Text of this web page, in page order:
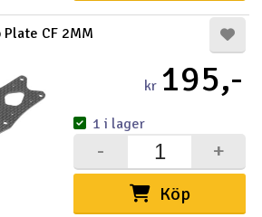
Plate CF 2MM
kr 195,-
Köp
+
-
1 i lager